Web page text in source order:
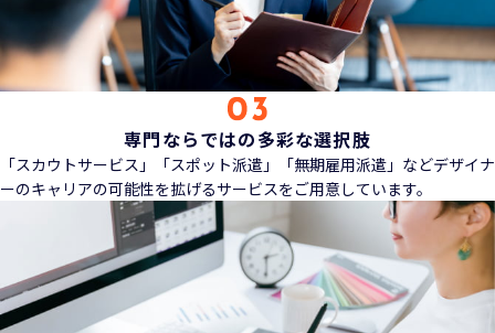
専門ならではの多彩な選択肢
「スカウトサービス」「スポット派遣」「無期雇用派遣」などデザイナ
ーのキャリアの可能性を拡げるサービスをご用意しています。